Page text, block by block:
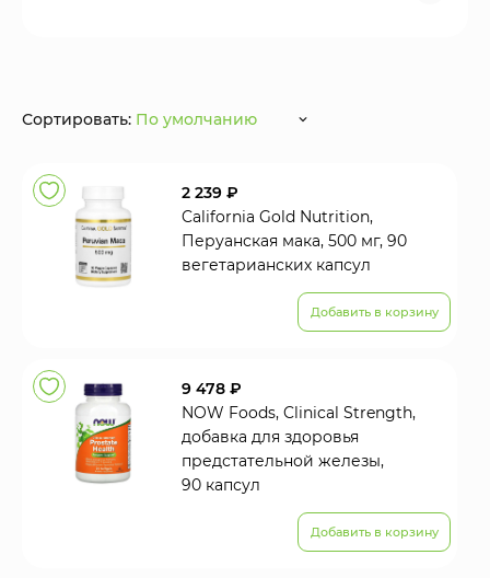
Сортировать: По умолчанию
2 239 ₽
California Gold Nutrition,
Перуанская мака, 500 мг, 90
вегетарианских капсул
Добавить в корзину
9 478 ₽
NOW Foods, Clinical Strength,
добавка для здоровья
предстательной железы,
90 капсул
Добавить в корзину